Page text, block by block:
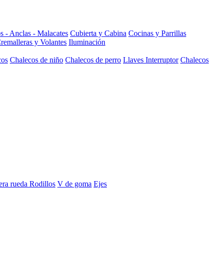
- Anclas - Malacates Cubierta y Cabina Cocinas y Parrillas
y Volantes Iluminación
Chalecos de niño Chalecos de perro Llaves Interruptor Chalecos
rueda Rodillos V de goma Ejes